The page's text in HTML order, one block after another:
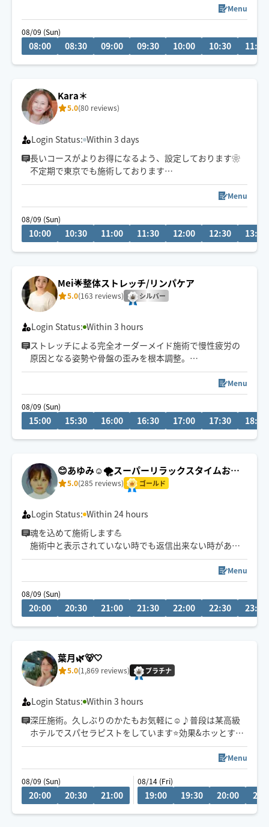
Menu
08/09 (Sun)
08:00 08:30 09:00 09:30 10:00 10:30 11:00
Kara＊
5.0(80 reviews)
Login Status: Within 3 days
長いコースがよりお得になるよう、設定しております❀
不定期で東京でも施術しております
タイ古式ベースの心地よいリズムと圧で、お客様一人一
人に合わせた施術を心がけており、
心身ともにリラックスしていただけるよう頑張ります❁
ざいます。予めご了承ください。
Menu
08/09 (Sun)
10:00 10:30 11:00 11:30 12:00 12:30 13:00
Mei🌟整体ストレッチ/リンパケア
5.0(163 reviews) シルバー
Login Status: Within 3 hours
ストレッチによる完全オーダーメイド施術で慢性疲労の
原因となる姿勢や骨盤の歪みを根本調整。
過活動になっている筋肉を緩めることでバランスが整い
受けるほどにしなやかで疲れにくい体に。
\2週間単位でスケジュール公開中！/
Menu
08/09 (Sun)
15:00 15:30 16:00 16:30 17:00 17:30 18:00
😊あゆみ☺️🌪️スーパーリラックスタイムお届
けします🌪️
5.0(285 reviews) ゴールド
Login Status: Within 24 hours
魂を込めて施術します💪
施術中と表示されていない時でも返信出来ない時があり
ます🙏
ご了承下さいませ🙇‍♀️
早着できる場合が有ります⚡️
Menu
08/09 (Sun)
20:00 20:30 21:00 21:30 22:00 22:30 23:00
葉月🌿🐻🤍
5.0(1,869 reviews) プラチナ
Login Status: Within 3 hours
深圧施術。久しぶりのかたもお気軽に☺️♪普段は某高級
ホテルでスパセラピストをしています⭐️効果&ホッとする
気持ち良さをご堪能下さい🌿120分〜＋脳疲労＆眼精疲労
付き🌿全身スッキリ軽くなります🙆‍♀️✨頑固な首肩こり腰痛
自律神経不調/ゴルフ好きのお客様も多いです👏
Menu
08/09 (Sun)
20:00 20:30 21:00
08/14 (Fri)
19:00 19:30 20:00